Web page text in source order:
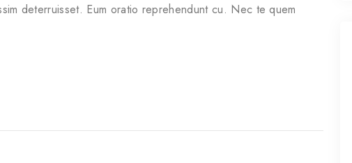
deterruisset. Eum oratio reprehendunt cu. Nec te quem